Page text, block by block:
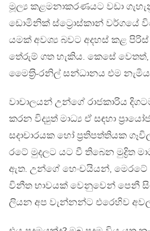
මූල්‍ය කළමනාකරණයට වඩා
ඩොමිනික් ස්ට්‍රොස්කාන් වර්ගයේ
යමක් අවශ්‍ය බවට අදහස් කළ
තේරුම් ගත හැකිය. කෙසේ වෙතත්,
මෛත‍්‍රි-රනිල් සන්ධානය එම
වාචාලයන් උන්ගේ රාජකාරිය
කරන විද්‍යුත් මාධ්‍ය ඒ සඳහා
සදාචාරයක හෝ ප‍්‍රතිපත්තියක
රටේ මුදලට යට වී තිබෙන මුද්‍රිත
ඇත. උන්ගේ හෙංචයියන්,
විනීත භාවයක් වෙනුවෙන් පෙනී
ලියන අප වැන්නන්ට එරෙහිව